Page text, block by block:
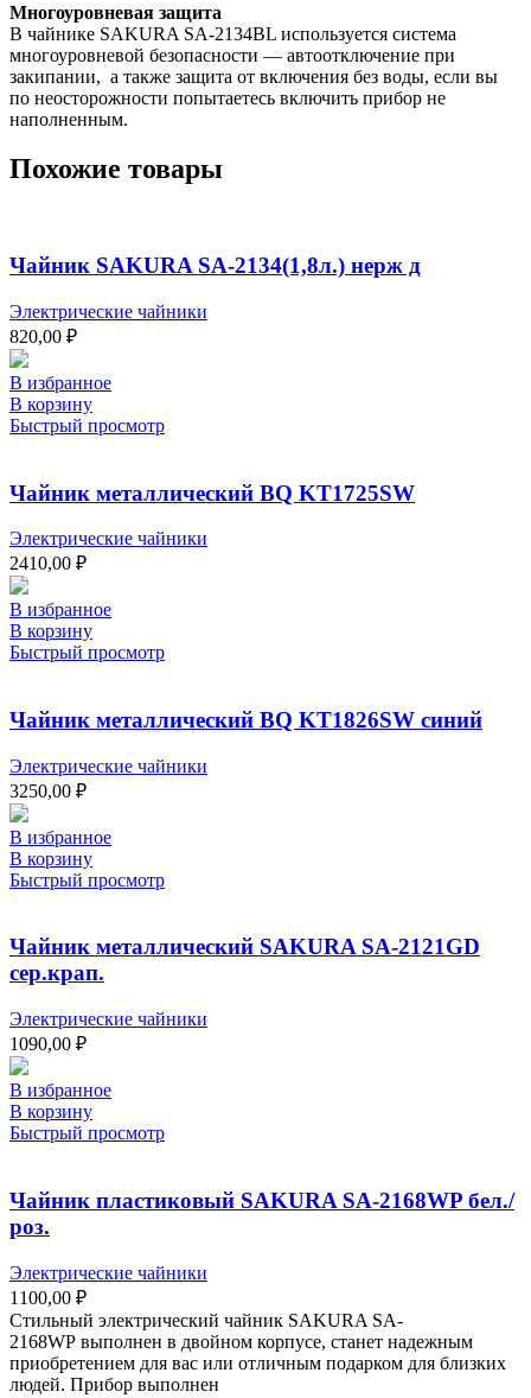
Многоуровневая защита
В чайнике SAKURA SA-2134BL используется система
многоуровневой безопасности — автоотключение при
закипании, а также защита от включения без воды, если вы
по неосторожности попытаетесь включить прибор не
наполненным.
Похожие товары
Чайник SAKURA SA-2134(1,8л.) нерж д
Электрические чайники
820,00 ₽
В избранное
В корзину
Быстрый просмотр
Чайник металлический BQ KT1725SW
Электрические чайники
2410,00 ₽
В избранное
В корзину
Быстрый просмотр
Чайник металлический BQ KT1826SW синий
Электрические чайники
3250,00 ₽
В избранное
В корзину
Быстрый просмотр
Чайник металлический SAKURA SA-2121GD
сер.крап.
Электрические чайники
1090,00 ₽
В избранное
В корзину
Быстрый просмотр
Чайник пластиковый SAKURA SA-2168WP бел./
роз.
Электрические чайники
1100,00 ₽
Стильный электрический чайник SAKURA SA-
2168WP выполнен в двойном корпусе, станет надежным
приобретением для вас или отличным подарком для близких
людей. Прибор выполнен